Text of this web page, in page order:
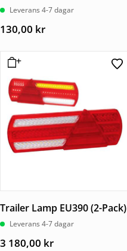
Leverans 4-7 dagar
130,00 kr
Trailer Lamp EU390 (2-Pack)
Leverans 4-7 dagar
3 180,00 kr